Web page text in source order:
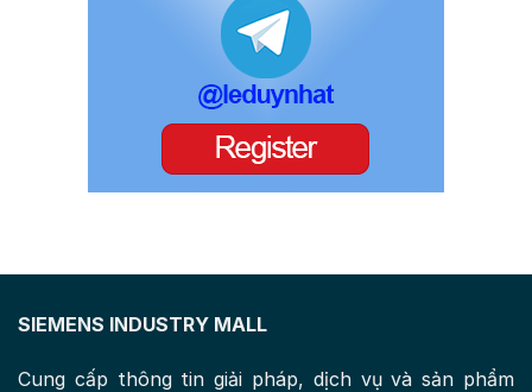
SIEMENS INDUSTRY MALL
Cung cấp thông tin giải pháp, dịch vụ và sản phẩm